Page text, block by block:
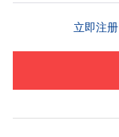
立即注册